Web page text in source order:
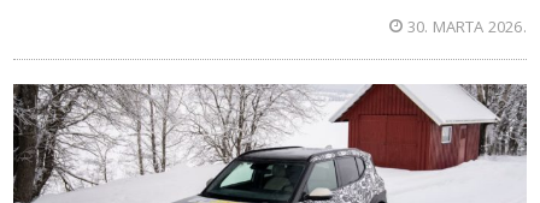
30. MARTA 2026.